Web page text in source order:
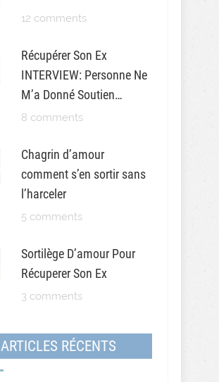
12 comments
Récupérer Son Ex
INTERVIEW: Personne Ne
M’a Donné Soutien…
8 comments
Chagrin d’amour
comment s’en sortir sans
l’harceler
5 comments
Sortilège D’amour Pour
Récuperer Son Ex
3 comments
ARTICLES RÉCENTS